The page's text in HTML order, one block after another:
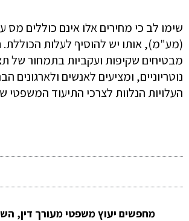
שימו לב כי מחירים אלו אינם כוללים מס
(מע"מ), אותו יש להוסיף לעלות הכוללת.
מבטיחים שקיפות ועקביות בתמחור של
נוטריוניים, ומציעים לאנשים ולארגונים
העלויות הנלוות לצרכי התיעוד המשפטי
מחפשים יעוץ משפטי מעורך דין,